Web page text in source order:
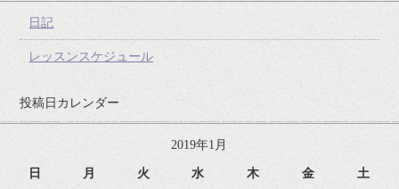
日記
レッスンスケジュール
投稿日カレンダー
2019年1月
日 月 火 水 木 金 土